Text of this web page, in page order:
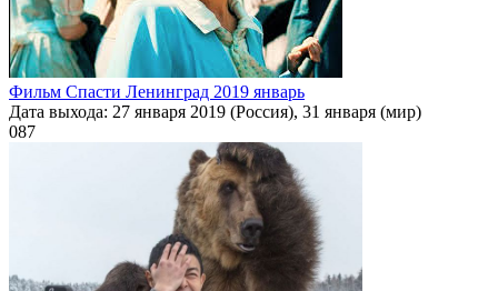
Фильм Спасти Ленинград 2019 январь
Дата выхода: 27 января 2019 (Россия), 31 января (мир)
087